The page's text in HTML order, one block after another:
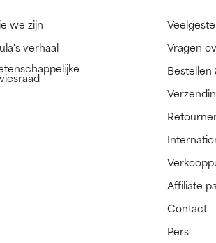
we zijn
verhaal
Vragen
Bestellen
Affiliate
Contact
Pers